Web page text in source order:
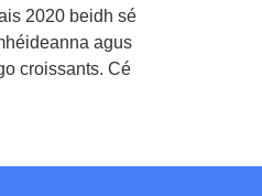
2020 beidh sé
agus
croissants. Cé